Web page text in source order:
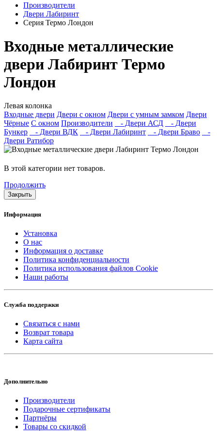
Производители
Двери Лабиринт
Серия Термо Лондон
Входные металлические
двери Лабиринт Термо
Лондон
Левая колонка
Входные двери Двери с окном Двери с умным замком Двери
Чёрные C окном Производители - Двери АСД
- Двери
Бункер
- Двери ВДК - Двери Лабиринт - Двери Браво
-
Двери Ратибор
В этой категории нет товаров.
Продолжить
Закрыть
Информация
Установка
О нас
Информация о доставке
Политика конфиденциальности
Политика использования файлов Cookie
Наши работы
Служба поддержки
Связаться с нами
Возврат товара
Карта сайта
Дополнительно
Производители
Подарочные сертификаты
Партнёры
Товары со скидкой